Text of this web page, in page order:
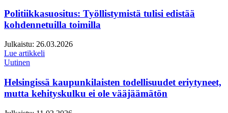
Politiikkasuositus: Työllistymistä tulisi edistää
kohdennetuilla toimilla
Julkaistu: 26.03.2026
Lue artikkeli
Uutinen
Helsingissä kaupunkilaisten todellisuudet eriytyneet,
mutta kehityskulku ei ole vääjäämätön